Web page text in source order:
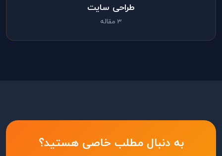
طراحی سایت
3 مقاله
به دنبال مطلب خاصی هستید؟